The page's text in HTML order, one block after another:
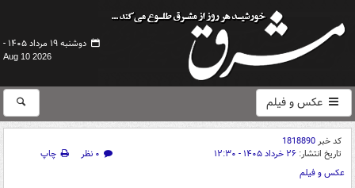
دوشنبه ۱۹ مرداد ۱۴۰۵ -
Aug 10 2026
عکس و فیلم
کد خبر1818890
تاریخ انتشار: ۲۶ خرداد ۱۴۰۵ - ۱۲:۳۰ ۰ نظر
چاپ
عکس و فیلم